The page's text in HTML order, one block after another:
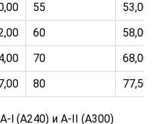
55
53,00
60
58,00
70
68,00
80 77,50
l (А240) и А-II (А300)